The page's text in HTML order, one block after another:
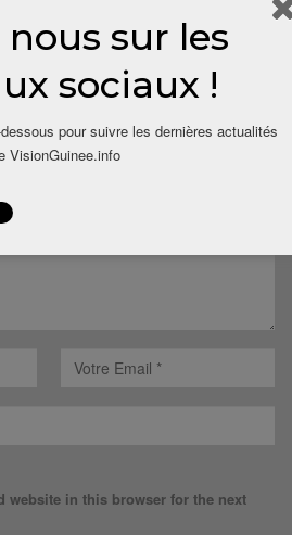
email ne sera pas publiée.
website in this browser for the next
nous sur les
sociaux !
pour suivre les dernières actualités
VisionGuinee.info